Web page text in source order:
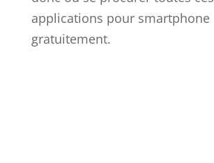
applications pour smartphone
gratuitement.